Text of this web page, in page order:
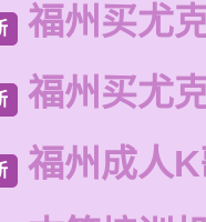
福州买尤
福州买尤
福州成人